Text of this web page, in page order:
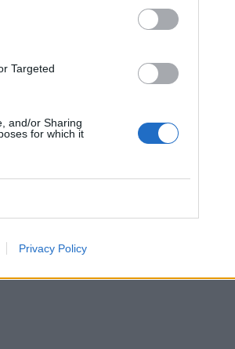
Targeted
and/or Sharing
for which it
Privacy Policy